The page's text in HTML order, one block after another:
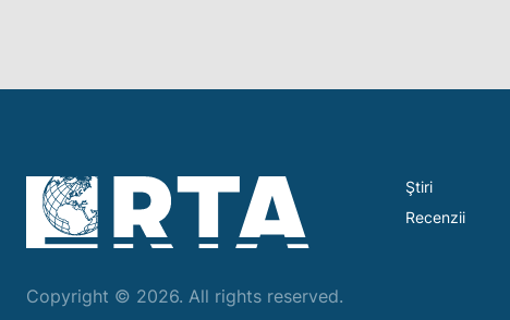
Copyright © 2026. All rights reserved.
Ştiri
Recenzii